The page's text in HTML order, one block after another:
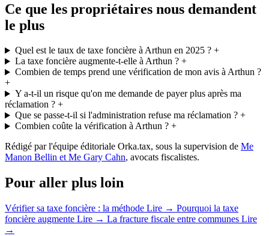
Ce que les propriétaires nous demandent
le plus
Quel est le taux de taxe foncière à Arthun en 2025 ?+
La taxe foncière augmente-t-elle à Arthun ?+
Combien de temps prend une vérification de mon avis à Arthun ?
+
Y a-t-il un risque qu'on me demande de payer plus après ma
réclamation ? +
Que se passe-t-il si l'administration refuse ma réclamation ?+
Combien coûte la vérification à Arthun ?+
Rédigé par l'équipe éditoriale Orka.tax, sous la supervision de Me
Manon Bellin et Me Gary Cahn, avocats fiscalistes.
Pour aller plus loin
Vérifier sa taxe foncière : la méthode Lire → Pourquoi la taxe
foncière augmente Lire → La fracture fiscale entre communes Lire
→